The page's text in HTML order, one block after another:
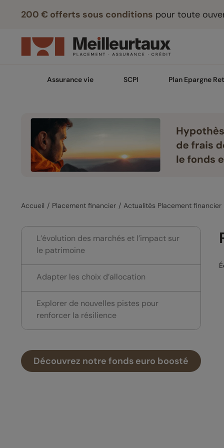
200 € offerts sous conditions pour toute
Assurance vie SCPI Plan Epargne
Accueil Placement financier Actualités Placement financier
L’évolution des marchés et l’impact sur
le patrimoine
Adapter les choix d’allocation
Explorer de nouvelles pistes pour
renforcer la résilience
Découvrez notre fonds euro boosté